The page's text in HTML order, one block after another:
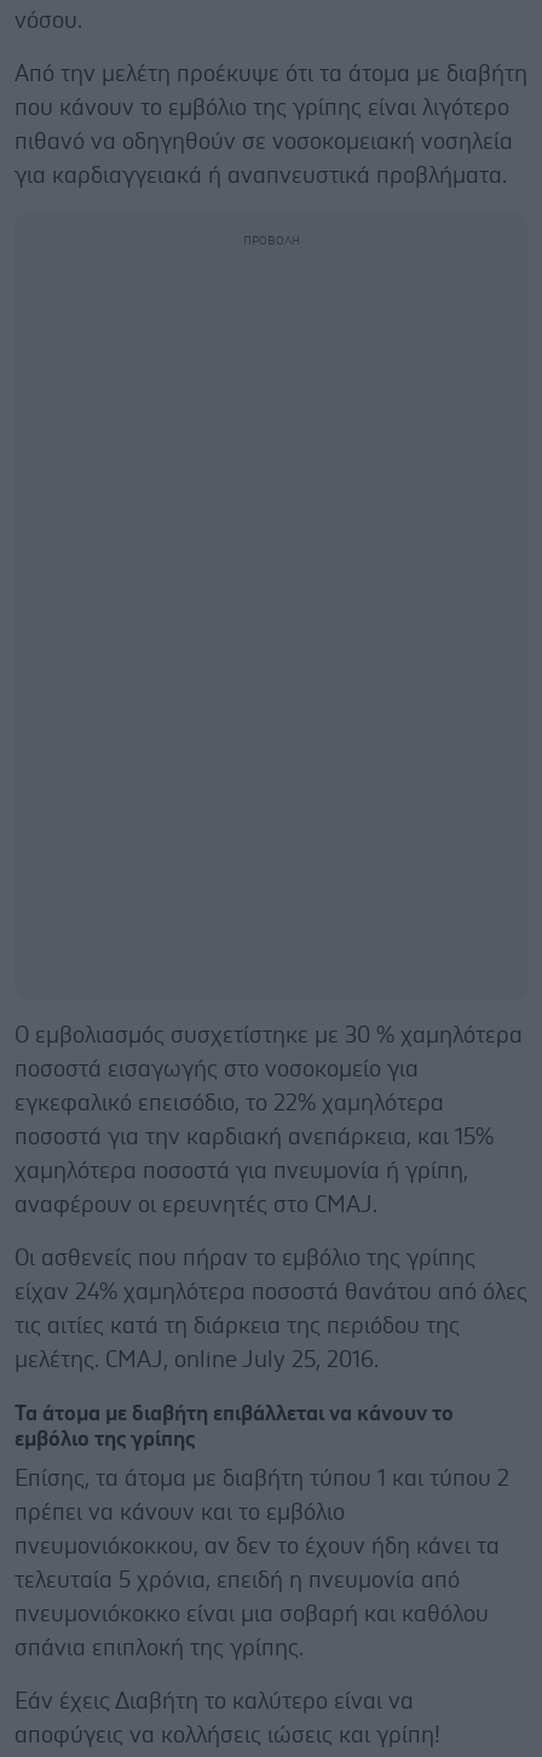
νόσου.
Από την μελέτη προέκυψε ότι τα άτομα με διαβήτη
που κάνουν το εμβόλιο της γρίπης είναι λιγότερο
πιθανό να οδηγηθούν σε νοσοκομειακή νοσηλεία
για καρδιαγγειακά ή αναπνευστικά προβλήματα.
Ο εμβολιασμός συσχετίστηκε με 30 % χαμηλότερα
ποσοστά εισαγωγής στο νοσοκομείο για
εγκεφαλικό επεισόδιο, το 22% χαμηλότερα
ποσοστά για την καρδιακή ανεπάρκεια, και 15%
χαμηλότερα ποσοστά για πνευμονία ή γρίπη,
αναφέρουν οι ερευνητές στο CMAJ.
Οι ασθενείς που πήραν το εμβόλιο της γρίπης
είχαν 24% χαμηλότερα ποσοστά θανάτου από όλες
τις αιτίες κατά τη διάρκεια της περιόδου της
μελέτης. CMAJ, online July 25, 2016.
Τα άτομα με διαβήτη επιβάλλεται να κάνουν το
εμβόλιο της γρίπης
Επίσης, τα άτομα με διαβήτη τύπου 1 και τύπου 2
πρέπει να κάνουν και το εμβόλιο
πνευμονιόκοκκου, αν δεν το έχουν ήδη κάνει τα
τελευταία 5 χρόνια, επειδή η πνευμονία από
πνευμονιόκοκκο είναι μια σοβαρή και καθόλου
σπάνια επιπλοκή της γρίπης.
Εάν έχεις Διαβήτη το καλύτερο είναι να
αποφύγεις να κολλήσεις ιώσεις και γρίπη!